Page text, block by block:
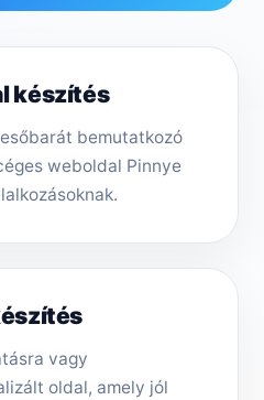
készítés
bemutatkozó
weboldal Pinnye
vagy
oldal, amely jól